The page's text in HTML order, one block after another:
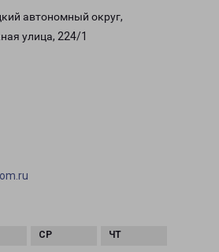
автономный округ,
улица, 224/1